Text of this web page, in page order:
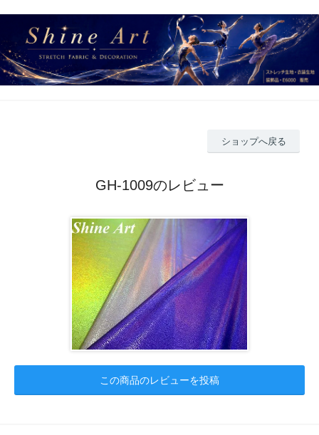
ショップへ戻る
GH-1009のレビュー
この商品のレビューを投稿